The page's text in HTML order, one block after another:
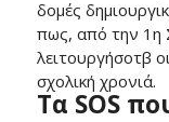
δομές
πως, από την 1η
λειτουργήσοτβ
σχολική χρονιά.
Τα SOS